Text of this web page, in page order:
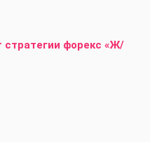
стратегии форекс «Ж/